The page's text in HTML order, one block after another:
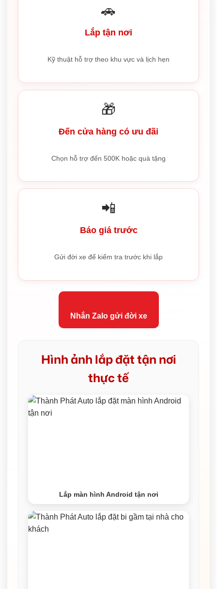
🚗
Lắp tận nơi
Kỹ thuật hỗ trợ theo khu vực và lịch hẹn
🎁
Đến cửa hàng có ưu đãi
Chọn hỗ trợ đến 500K hoặc quà tặng
📲
Báo giá trước
Gửi đời xe để kiểm tra trước khi lắp
Nhắn Zalo gửi đời xe
Hình ảnh lắp đặt tận nơi
thực tế
Lắp màn hình Android tận nơi